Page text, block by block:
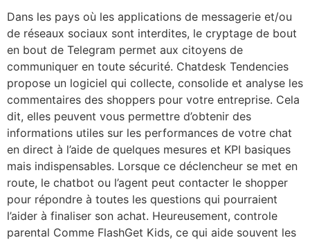
Dans les pays où les applications de messagerie et/ou
de réseaux sociaux sont interdites, le cryptage de bout
en bout de Telegram permet aux citoyens de
communiquer en toute sécurité. Chatdesk Tendencies
propose un logiciel qui collecte, consolide et analyse les
commentaires des shoppers pour votre entreprise. Cela
dit, elles peuvent vous permettre d’obtenir des
informations utiles sur les performances de votre chat
en direct à l’aide de quelques mesures et KPI basiques
mais indispensables. Lorsque ce déclencheur se met en
route, le chatbot ou l’agent peut contacter le shopper
pour répondre à toutes les questions qui pourraient
l’aider à finaliser son achat. Heureusement, controle
parental Comme FlashGet Kids, ce qui aide souvent les